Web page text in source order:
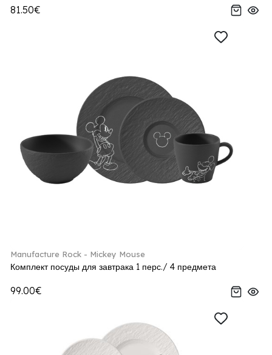
81.50€
Manufacture Rock - Mickey Mouse
Комплект посуды для завтрака 1 перс./ 4 предмета
99.00€